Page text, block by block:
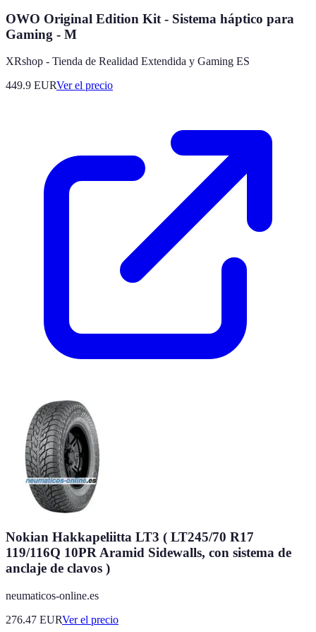
OWO Original Edition Kit - Sistema háptico para
Gaming - M
XRshop - Tienda de Realidad Extendida y Gaming ES
449.9 EURVer el precio
Nokian Hakkapeliitta LT3 ( LT245/70 R17
119/116Q 10PR Aramid Sidewalls, con sistema de
anclaje de clavos )
neumaticos-online.es
276.47 EURVer el precio